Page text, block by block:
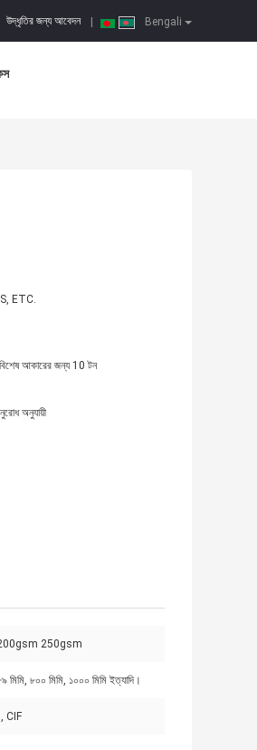
Bengali
উদ্ধৃতির জন্য আবেদন
ETC.
আকারের জন্য 10 টন
অনুযায়ী
250gsm
মিমি, ৮০০ মিমি, ১০০০ মিমি ইত্যাদি।
CIF